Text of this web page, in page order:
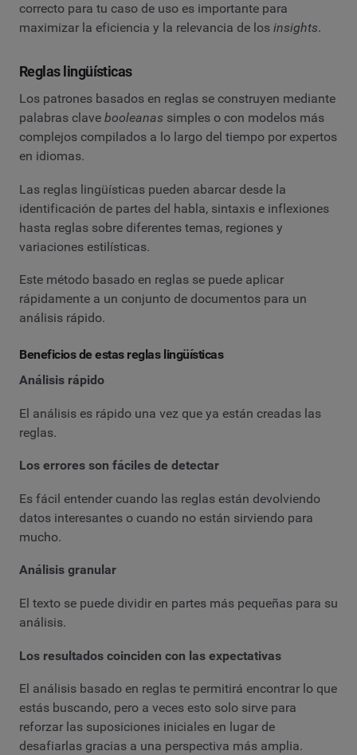
correcto para tu caso de uso es importante para
maximizar la eficiencia y la relevancia de los insights.
Reglas lingüísticas
Los patrones basados en reglas se construyen mediante
palabras clave booleanas simples o con modelos más
complejos compilados a lo largo del tiempo por expertos
en idiomas.
Las reglas lingüísticas pueden abarcar desde la
identificación de partes del habla, sintaxis e inflexiones
hasta reglas sobre diferentes temas, regiones y
variaciones estilísticas.
Este método basado en reglas se puede aplicar
rápidamente a un conjunto de documentos para un
análisis rápido.
Beneficios de estas reglas lingüísticas
Análisis rápido
El análisis es rápido una vez que ya están creadas las
reglas.
Los errores son fáciles de detectar
Es fácil entender cuando las reglas están devolviendo
datos interesantes o cuando no están sirviendo para
mucho.
Análisis granular
El texto se puede dividir en partes más pequeñas para su
análisis.
Los resultados coinciden con las expectativas
El análisis basado en reglas te permitirá encontrar lo que
estás buscando, pero a veces esto solo sirve para
reforzar las suposiciones iniciales en lugar de
desafiarlas gracias a una perspectiva más amplia.